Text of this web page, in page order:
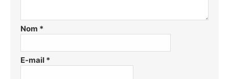
Nom *
E-mail *